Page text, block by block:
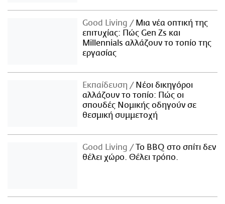
Good Living
Μια νέα οπτική της
επιτυχίας: Πώς Gen Zs και
Millennials αλλάζουν το τοπίο της
εργασίας
Εκπαίδευση
Νέοι δικηγόροι
αλλάζουν το τοπίο: Πώς οι
σπουδές Νομικής οδηγούν σε
θεσμική συμμετοχή
Good Living
Το BBQ στο σπίτι δεν
θέλει χώρο. Θέλει τρόπο.